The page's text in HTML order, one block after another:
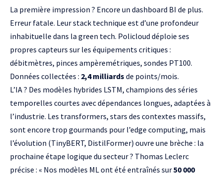
La première impression ? Encore un dashboard BI de plus.
Erreur fatale. Leur stack technique est d’une profondeur
inhabituelle dans la green tech. Policloud déploie ses
propres capteurs sur les équipements critiques :
débitmètres, pinces ampèremétriques, sondes PT100.
Données collectées : 2,4 milliards de points/mois.
L’IA ? Des modèles hybrides LSTM, champions des séries
temporelles courtes avec dépendances longues, adaptées à
l’industrie. Les transformers, stars des contextes massifs,
sont encore trop gourmands pour l’edge computing, mais
l’évolution (TinyBERT, DistilFormer) ouvre une brèche : la
prochaine étape logique du secteur ? Thomas Leclerc
précise : « Nos modèles ML ont été entraînés sur50 000